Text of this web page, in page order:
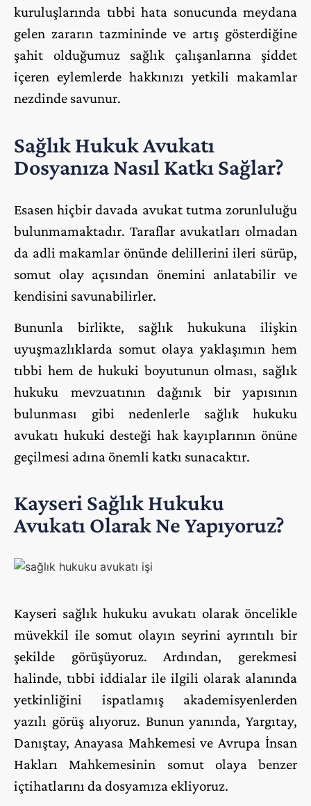
kuruluşlarında tıbbi hata sonucunda meydana
gelen zararın tazmininde ve artış gösterdiğine
şahit olduğumuz sağlık çalışanlarına şiddet
içeren eylemlerde hakkınızı yetkili makamlar
nezdinde savunur.
Sağlık Hukuk Avukatı
Dosyanıza Nasıl Katkı Sağlar?
Esasen hiçbir davada avukat tutma zorunluluğu
bulunmamaktadır. Taraflar avukatları olmadan
da adli makamlar önünde delillerini ileri sürüp,
somut olay açısından önemini anlatabilir ve
kendisini savunabilirler.
Bununla birlikte, sağlık hukukuna ilişkin
uyuşmazlıklarda somut olaya yaklaşımın hem
tıbbi hem de hukuki boyutunun olması, sağlık
hukuku mevzuatının dağınık bir yapısının
bulunması gibi nedenlerle sağlık hukuku
avukatı hukuki desteği hak kayıplarının önüne
geçilmesi adına önemli katkı sunacaktır.
Kayseri Sağlık Hukuku
Avukatı Olarak Ne Yapıyoruz?
Kayseri sağlık hukuku avukatı olarak öncelikle
müvekkil ile somut olayın seyrini ayrıntılı bir
şekilde görüşüyoruz. Ardından, gerekmesi
halinde, tıbbi iddialar ile ilgili olarak alanında
yetkinliğini ispatlamış akademisyenlerden
yazılı görüş alıyoruz. Bunun yanında, Yargıtay,
Danıştay, Anayasa Mahkemesi ve Avrupa İnsan
Hakları Mahkemesinin somut olaya benzer
içtihatlarını da dosyamıza ekliyoruz.